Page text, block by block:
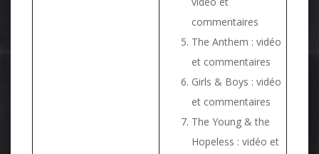
commentaires
The Anthem : vidéo
et commentaires
Girls & Boys : vidéo
et commentaires
The Young & the
Hopeless : vidéo et